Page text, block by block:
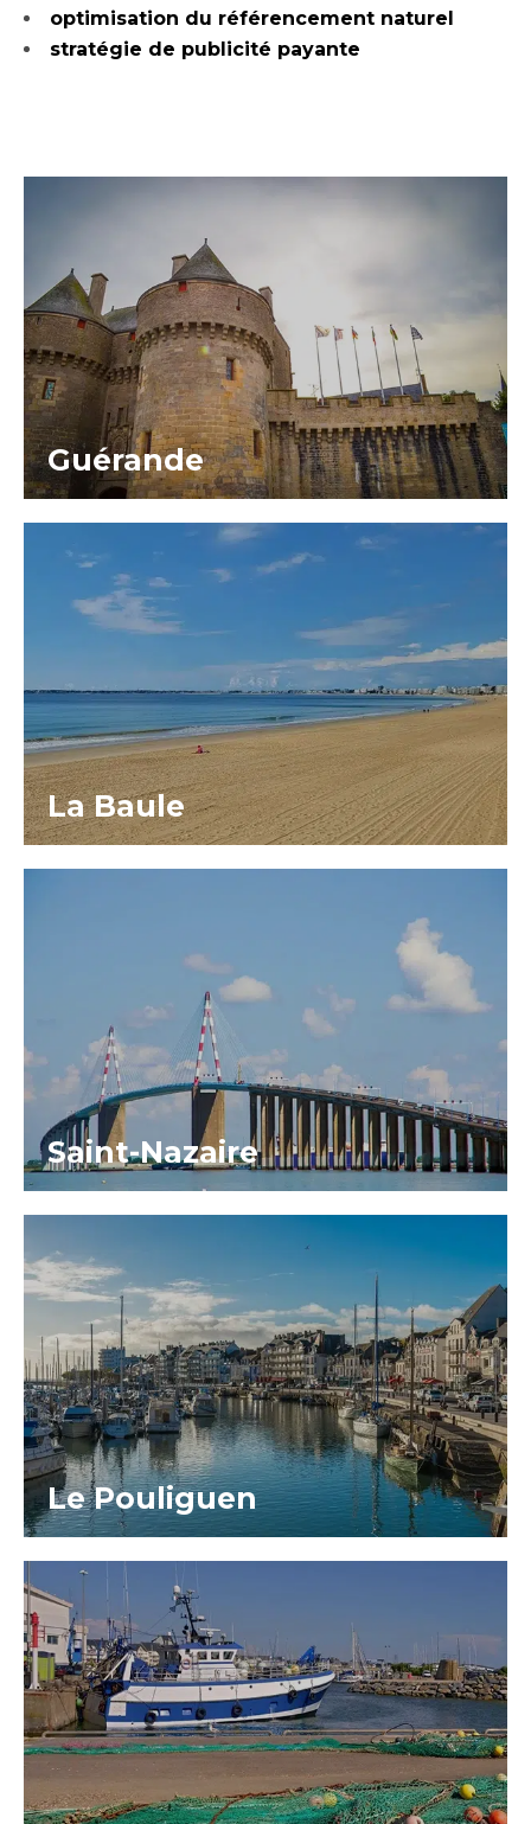
optimisation du référencement naturel
stratégie de publicité payante
Guérande
La Baule
Saint-Nazaire
Le Pouliguen